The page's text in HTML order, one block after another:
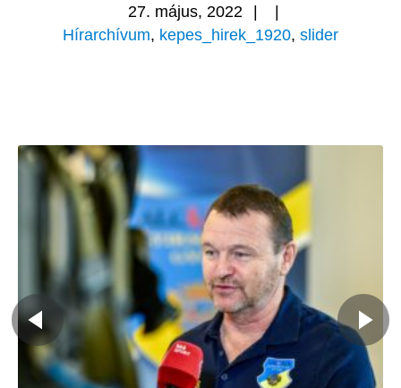
27. május, 2022
Hírarchívum, kepes_hirek_1920, slider